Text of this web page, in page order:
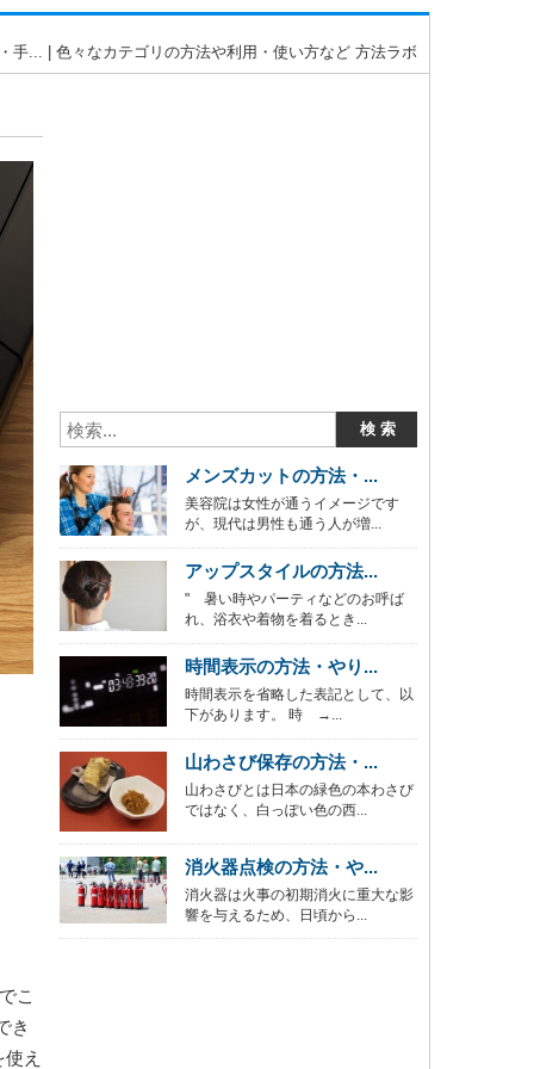
手... | 色々なカテゴリの方法や利用・使い方など 方法ラボ
こ
き
え
メンズカットの方法・...
美容院は女性が通うイメージです
が、現代は男性も通う人が増...
アップスタイルの方法...
" 暑い時やパーティなどのお呼ば
れ、浴衣や着物を着るとき...
時間表示の方法・やり...
時間表示を省略した表記として、以
下があります。 時 →...
山わさび保存の方法・...
山わさびとは日本の緑色の本わさび
ではなく、白っぽい色の西...
消火器点検の方法・や...
消火器は火事の初期消火に重大な影
響を与えるため、日頃から...